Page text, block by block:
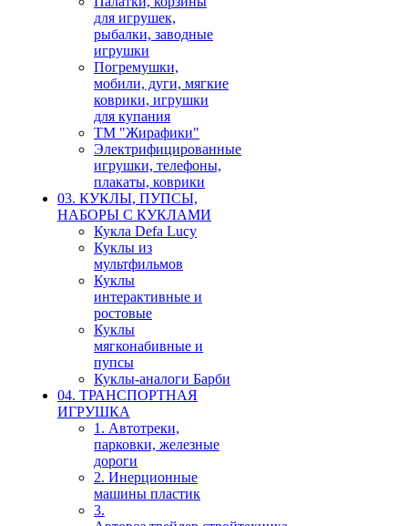
для игрушек,
рыбалки, заводные
игрушки
Погремушки,
мобили, дуги, мягкие
коврики, игрушки
для купания
ТМ "Жирафики"
Электрифицированные
игрушки, телефоны,
плакаты, коврики
03. КУКЛЫ, ПУПСЫ,
НАБОРЫ С КУКЛАМИ
Кукла Defa Lucy
Куклы из
мультфильмов
Куклы
интерактивные и
ростовые
Куклы
мягконабивные и
пупсы
Куклы-аналоги Барби
04. ТРАНСПОРТНАЯ
ИГРУШКА
1. Автотреки,
парковки, железные
дороги
2. Инерционные
машины пластик
3.